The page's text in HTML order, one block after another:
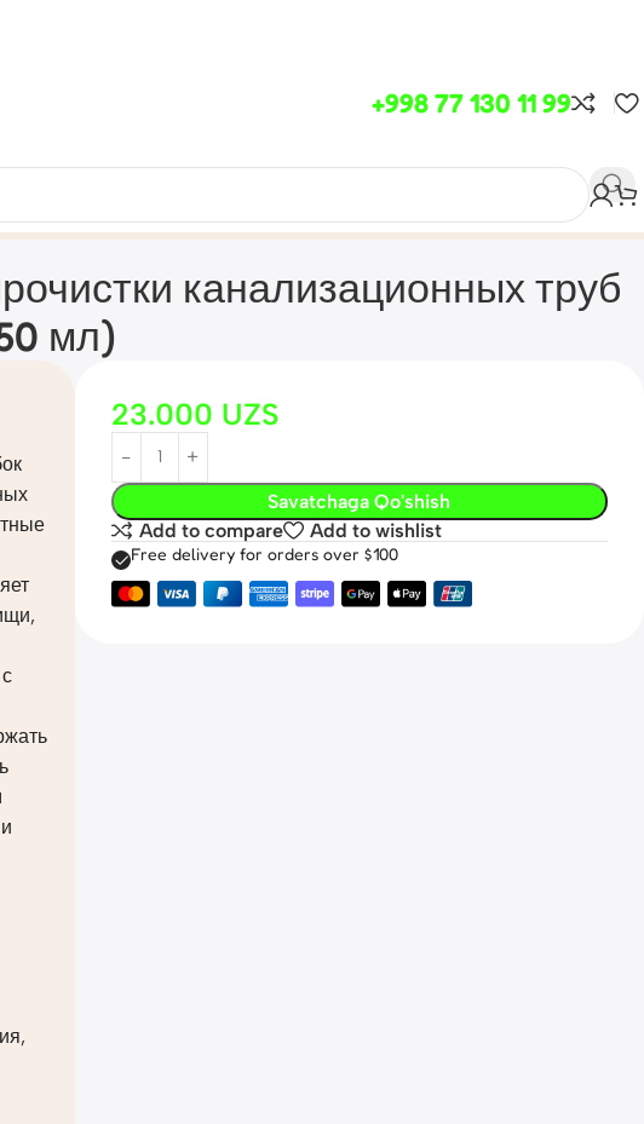
+998 77 130 11 99
канализационных труб
мл)
23.000 UZS
Savatchaga Qo'shish
Add to compare
Add to wishlist
Free delivery for orders over $100